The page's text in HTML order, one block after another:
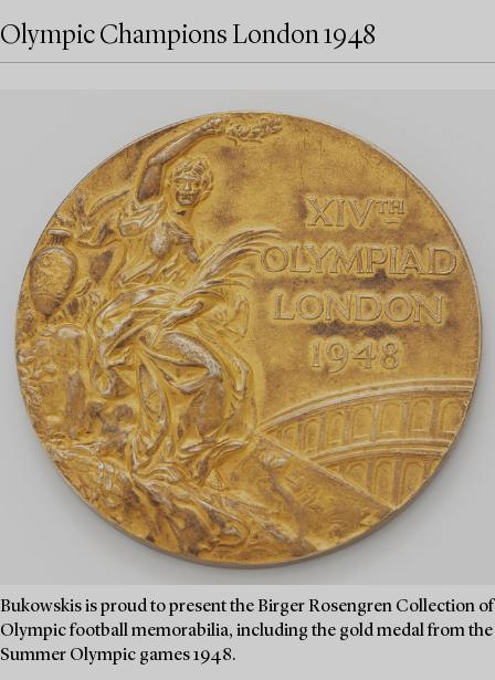
Olympic Champions London 1948
Bukowskis is proud to present the Birger Rosengren Collection of
Olympic football memorabilia, including the gold medal from the
Summer Olympic games 1948.